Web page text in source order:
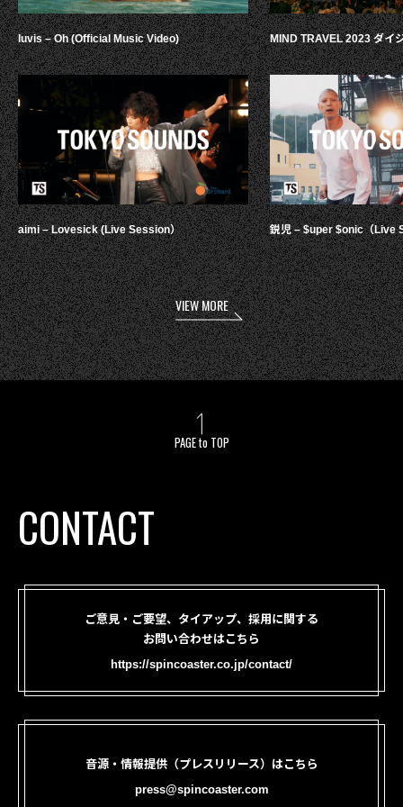
luvis – Oh (Official Music Video)
aimi – Lovesick (Live Session）
MIND TRAVEL 2023 ダイ
鋭児 – $uper $onic（Live
VIEW MORE
PAGE to TOP
CONTACT
ご意見・ご要望、タイアップ、採用に関する
お問い合わせはこちら
https://spincoaster.co.jp/contact/
音源・情報提供（プレスリリース）はこちら
press@spincoaster.com